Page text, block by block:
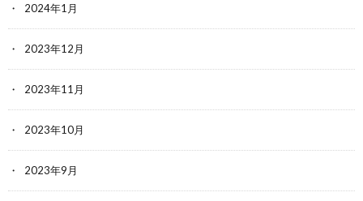
2024年1月
2023年12月
2023年11月
2023年10月
2023年9月